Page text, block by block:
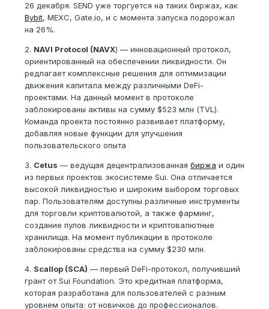
26 декабря. SEND уже торгуется на таких биржах, как
Bybit, MEXC, Gate.io, и с момента запуска подорожал
на 26%.
2. NAVI Protocol (NAVX) — инновационный протокол,
ориентированный на обеспечении ликвидности. Он
редлагает комплексные решения для оптимизации
движения капитала между различными DeFi-
проектами. На данный момент в протоколе
заблокированы активы на сумму $523 млн (TVL).
Команда проекта постоянно развивает платформу,
добавляя новые функции для улучшения
пользовательского опыта
3. Cetus — ведущая децентрализованная биржа и один
из первых проектов экосистеме Sui. Она отличается
высокой ликвидностью и широким выбором торговых
пар. Пользователям доступны различные инструменты
для торговли криптовалютой, а также фарминг,
создание пулов ликвидности и криптовалютные
хранилища. На момент публикации в протоколе
заблокированы средства на сумму $230 млн.
4. Scallop (SCA) — первый DeFi-протокол, получивший
грант от Sui Foundation. Это кредитная платформа,
которая разработана для пользователей с разным
уровнем опыта: от новичков до профессионалов.